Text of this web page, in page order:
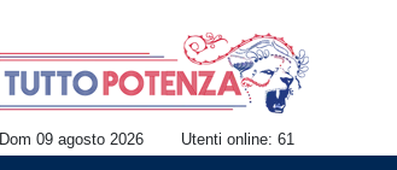
Dom 09 agosto 2026 Utenti online: 61